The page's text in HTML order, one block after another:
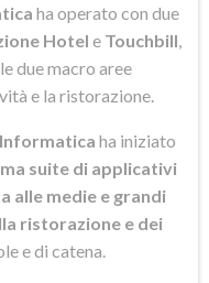
ha operato con due
Hotel e Touchbill
due macro aree
e la ristorazione.
ha iniziato
suite di applicativi
alle medie e grandi
ristorazione e dei
e di catena.